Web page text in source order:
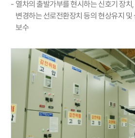
열차의 출발가부를 현시하는 신호기 장치
변경하는 선로전환장치 등의 현상유지 및
보수